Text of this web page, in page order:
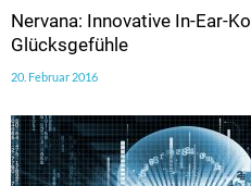
Nervana: Innovative In-Ear-
Glücksgefühle
20. Februar 2016